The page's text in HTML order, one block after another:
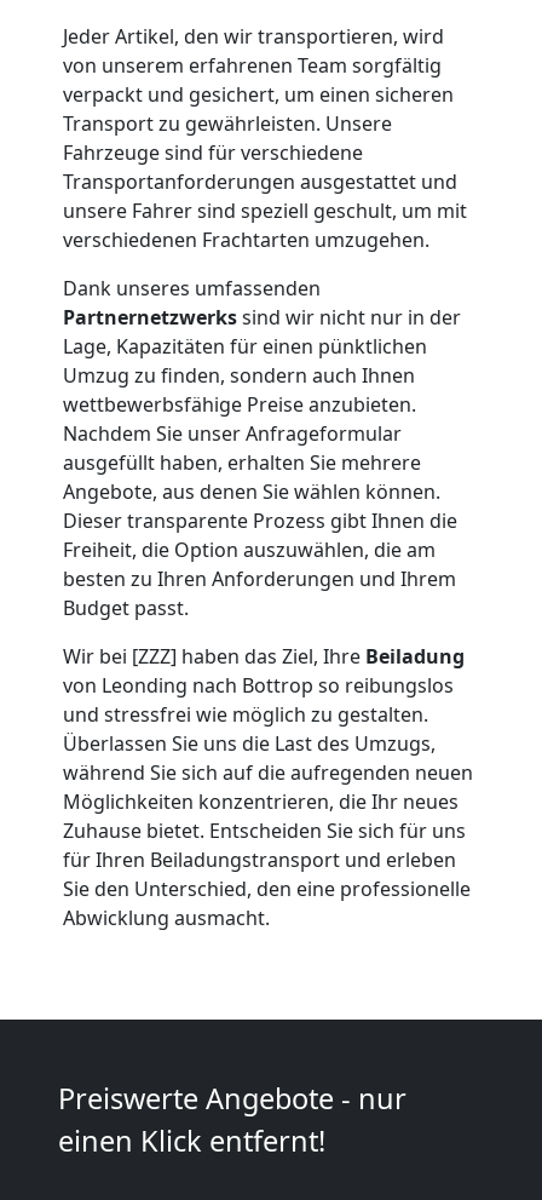
Jeder Artikel, den wir transportieren, wird
von unserem erfahrenen Team sorgfältig
verpackt und gesichert, um einen sicheren
Transport zu gewährleisten. Unsere
Fahrzeuge sind für verschiedene
Transportanforderungen ausgestattet und
unsere Fahrer sind speziell geschult, um mit
verschiedenen Frachtarten umzugehen.
Dank unseres umfassenden
Partnernetzwerkssind wir nicht nur in der
Lage, Kapazitäten für einen pünktlichen
Umzug zu finden, sondern auch Ihnen
wettbewerbsfähige Preise anzubieten.
Nachdem Sie unser Anfrageformular
ausgefüllt haben, erhalten Sie mehrere
Angebote, aus denen Sie wählen können.
Dieser transparente Prozess gibt Ihnen die
Freiheit, die Option auszuwählen, die am
besten zu Ihren Anforderungen und Ihrem
Budget passt.
Wir bei [ZZZ] haben das Ziel, Ihre Beiladung
von Leonding nach Bottrop so reibungslos
und stressfrei wie möglich zu gestalten.
Überlassen Sie uns die Last des Umzugs,
während Sie sich auf die aufregenden neuen
Möglichkeiten konzentrieren, die Ihr neues
Zuhause bietet. Entscheiden Sie sich für uns
für Ihren Beiladungstransport und erleben
Sie den Unterschied, den eine professionelle
Abwicklung ausmacht.
Preiswerte Angebote - nur
einen Klick entfernt!
Möbelmontage
Leonding
Möbeltransport
Leonding
Beiladung
Leonding
Mini
Umzug
Leonding
Umzug
Mann
Leonding
Kunsttransport
Leonding